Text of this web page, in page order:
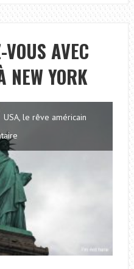
NEW
YORK
ET
LES
LUMIÈRES
DE
LA
NUIT
AVEC
NEW YORK
USA, le rêve américain